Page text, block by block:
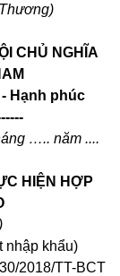
CHỦ NGHĨA
Hạnh phúc
….. năm ....
HIỆN HỢP
nhập khẩu)
2018/TT-BCT